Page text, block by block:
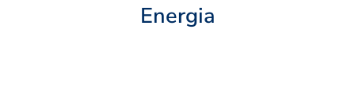
Energia